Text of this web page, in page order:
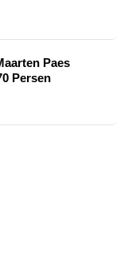
Paes
Persen